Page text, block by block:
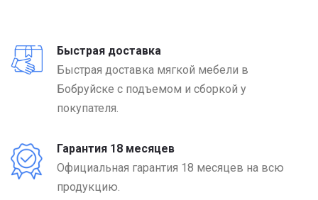
Быстрая доставка
Быстрая доставка мягкой мебели в
Бобруйске с подъемом и сборкой у
покупателя.
Гарантия 18 месяцев
Официальная гарантия 18 месяцев на всю
продукцию.